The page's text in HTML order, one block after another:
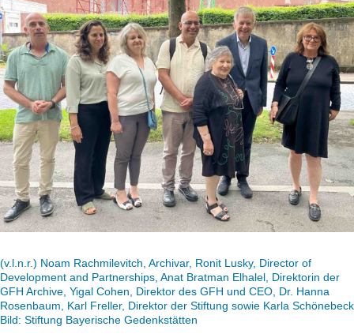
(v.l.n.r.) Noam Rachmilevitch, Archivar, Ronit Lusky, Director of
Development and Partnerships, Anat Bratman Elhalel, Direktorin der
GFH Archive, Yigal Cohen, Direktor des GFH und CEO, Dr. Hanna
Rosenbaum, Karl Freller, Direktor der Stiftung sowie Karla Schönebeck
Bild: Stiftung Bayerische Gedenkstätten